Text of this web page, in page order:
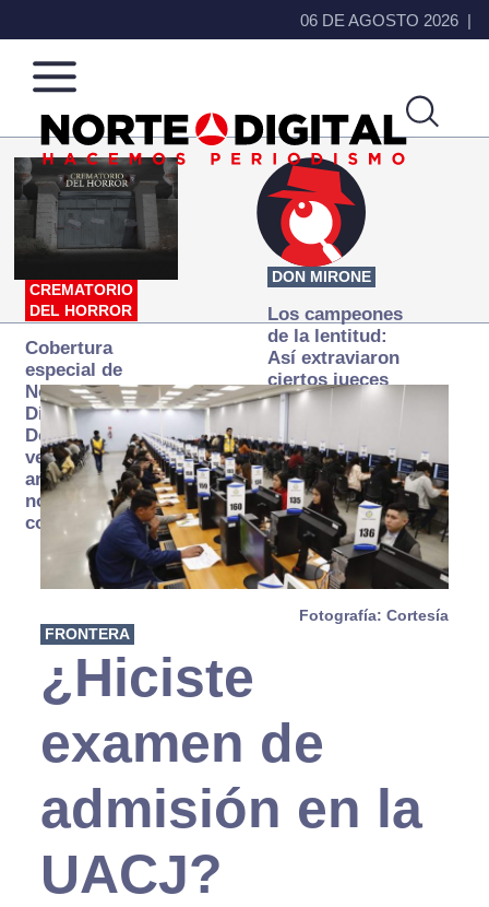
06 DE AGOSTO 2026
Norte
de
Ciudad
Más
que
noticias,
hacemos periodismo
CREMATORIO
DEL HORROR
Cobertura
especial de
Norte
Digital:
Donde la
verdad
arde… pero
no se
consume
DON MIRONE
Los campeones
de la lentitud:
Así extraviaron
ciertos jueces
la justicia
Fotografía: Cortesía
FRONTERA
¿Hiciste
examen de
admisión en la
UACJ?